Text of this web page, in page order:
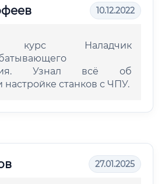
10.12.2022
курс Наладчик
Узнал всё об
настройке станков с ЧПУ.
27.01.2025